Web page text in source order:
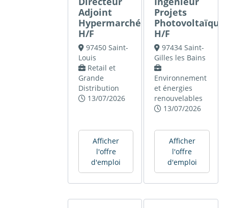
Adjoint
Hypermarché
H/F
97450 Saint-
Louis
Retail et
Grande
Distribution
13/07/2026
Afficher
l'offre
d'emploi
Projets
H/F
97434 Saint-
Gilles les Bains
Environnement
et énergies
renouvelables
13/07/2026
Afficher
l'offre
d'emploi